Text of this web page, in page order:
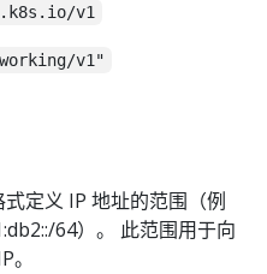
v1
v1"
定义 IP 地址的范围（例
64）。 此范围用于向